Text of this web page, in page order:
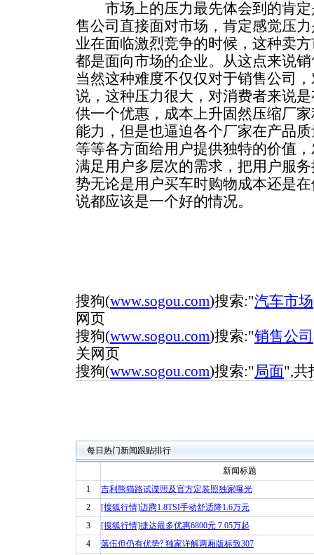
市场上的压力最先体会到的肯定
售公司直接面对市场，肯定感觉压
业在面临激烈竞争的时候，这种卖
都是面向市场的企业。从这点来说
当然这种难度不仅仅对于销售公司
说，这种压力很大，对消费者来说
供一个优惠，成本上升固然压缩厂
能力，但是也逼迫各个厂家在产品
等等各方面给用户提供独特的价值
满足用户多层次的需求，把用户服
势无论是用户买车时购物成本还是
说都应该是一个好的情况。
搜狗(www.sogou.com)搜索:"汽车市场
网页
搜狗(www.sogou.com)搜索:"销售公司
关网页
搜狗(www.sogou.com)搜索:"局面",共
每日热门新闻跟贴排行
新闻标题
1
吉利熊猫路试谍照及官方定装照独家曝光
2
[搜狐行情]迈腾1.8TSI手动舒适降1.6万元
3
[搜狐行情]捷达最多优惠6800元 7.05万起
4
落伍但仍有优势? 独家详解两厢版标致307